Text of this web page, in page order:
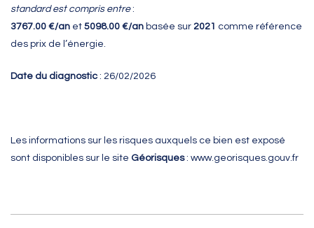
standard est compris entre:
3767.00 €/an et 5098.00 €/an basée sur 2021 comme référence
des prix de l’énergie.
Date du diagnostic : 26/02/2026
Les informations sur les risques auxquels ce bien est exposé
sont disponibles sur le site Géorisques: www.georisques.gouv.fr